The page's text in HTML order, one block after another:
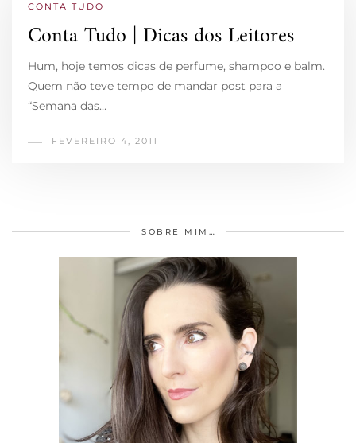
CONTA TUDO
Conta Tudo | Dicas dos Leitores
Hum, hoje temos dicas de perfume, shampoo e balm.
Quem não teve tempo de mandar post para a
“Semana das…
FEVEREIRO 4, 2011
SOBRE MIM…